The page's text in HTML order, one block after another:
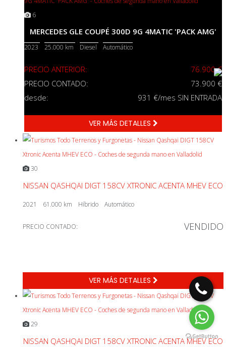
6
MERCEDES GLE COUPÉ 300D 9G 4MATIC 'PACK AMG'
2023 25.000 km Diesel Automático
PRECIO ANTERIOR:
76.900 €
PRECIO CONTADO:
73.900 €
desde:
931 €/mes SIN ENTRADA
VER MÁS DETALLES
30
NISSAN QASHQAI DIGT 158CV XTRONIC ACENTA MHEV ECO
2021 61.000 km Híbrido Automático
PRECIO CONTADO: VENDIDO
VER MÁS DETALLES
29
NISSAN QASHQAI DIGT 158CV XTRONIC ACENTA MHEV ECO